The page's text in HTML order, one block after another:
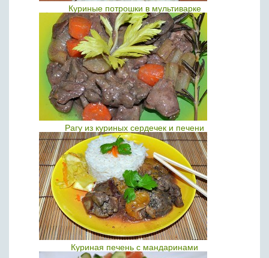
Куриные потрошки в мультиварке
Рагу из куриных сердечек и печени
Куриная печень с мандаринами